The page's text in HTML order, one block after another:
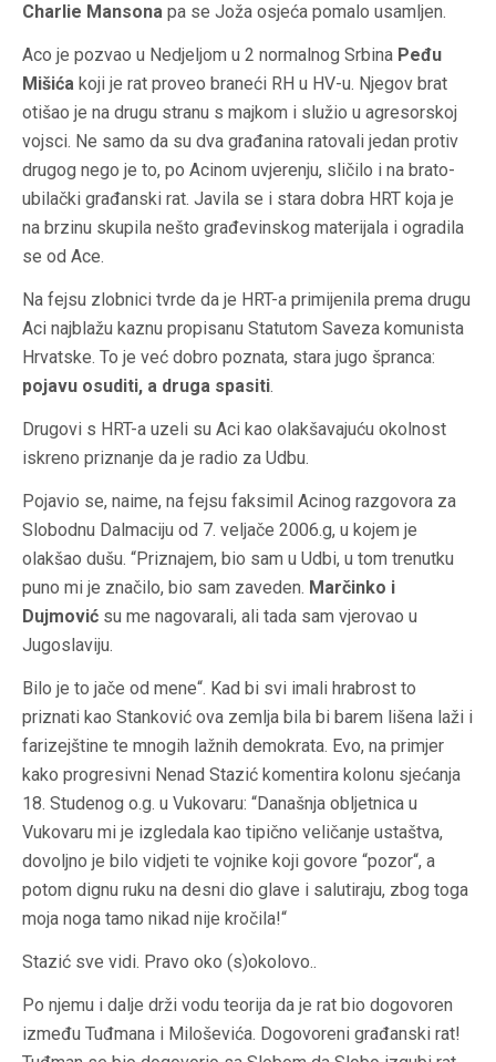
Charlie Mansona pa se Joža osjeća pomalo usamljen.
Aco je pozvao u Nedjeljom u 2 normalnog Srbina Peđu
Mišića koji je rat proveo braneći RH u HV-u. Njegov brat
otišao je na drugu stranu s majkom i služio u agresorskoj
vojsci. Ne samo da su dva građanina ratovali jedan protiv
drugog nego je to, po Acinom uvjerenju, sličilo i na brato-
ubilački građanski rat. Javila se i stara dobra HRT koja je
na brzinu skupila nešto građevinskog materijala i ogradila
se od Ace.
Na fejsu zlobnici tvrde da je HRT-a primijenila prema drugu
Aci najblažu kaznu propisanu Statutom Saveza komunista
Hrvatske. To je već dobro poznata, stara jugo špranca:
pojavu osuditi, a druga spasiti.
Drugovi s HRT-a uzeli su Aci kao olakšavajuću okolnost
iskreno priznanje da je radio za Udbu.
Pojavio se, naime, na fejsu faksimil Acinog razgovora za
Slobodnu Dalmaciju od 7. veljače 2006.g, u kojem je
olakšao dušu. “Priznajem, bio sam u Udbi, u tom trenutku
puno mi je značilo, bio sam zaveden. Marčinko i
Dujmović su me nagovarali, ali tada sam vjerovao u
Jugoslaviju.
Bilo je to jače od mene“. Kad bi svi imali hrabrost to
priznati kao Stanković ova zemlja bila bi barem lišena laži i
farizejštine te mnogih lažnih demokrata. Evo, na primjer
kako progresivni Nenad Stazić komentira kolonu sjećanja
18. Studenog o.g. u Vukovaru: “Današnja obljetnica u
Vukovaru mi je izgledala kao tipično veličanje ustaštva,
dovoljno je bilo vidjeti te vojnike koji govore “pozor“, a
potom dignu ruku na desni dio glave i salutiraju, zbog toga
moja noga tamo nikad nije kročila!“
Stazić sve vidi. Pravo oko (s)okolovo..
Po njemu i dalje drži vodu teorija da je rat bio dogovoren
između Tuđmana i Miloševića. Dogovoreni građanski rat!